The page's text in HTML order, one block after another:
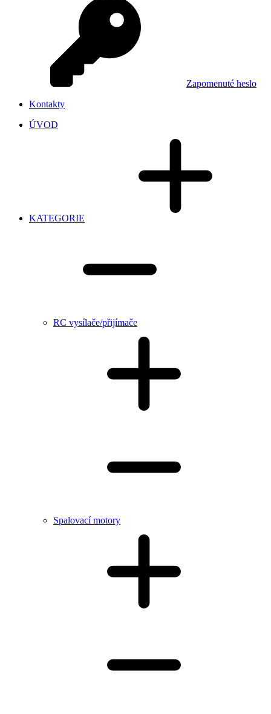
Zapomenuté heslo
Kontakty
ÚVOD
KATEGORIE
RC vysílače/přijímače
Spalovací motory